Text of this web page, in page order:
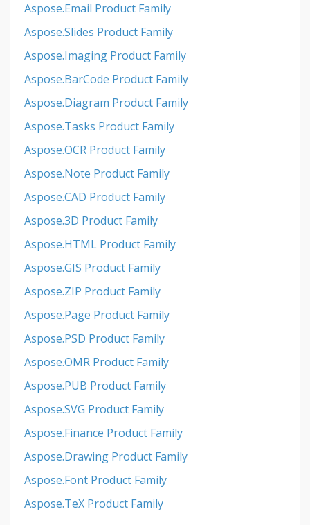
Aspose.Email Product Family
Aspose.Slides Product Family
Aspose.Imaging Product Family
Aspose.BarCode Product Family
Aspose.Diagram Product Family
Aspose.Tasks Product Family
Aspose.OCR Product Family
Aspose.Note Product Family
Aspose.CAD Product Family
Aspose.3D Product Family
Aspose.HTML Product Family
Aspose.GIS Product Family
Aspose.ZIP Product Family
Aspose.Page Product Family
Aspose.PSD Product Family
Aspose.OMR Product Family
Aspose.PUB Product Family
Aspose.SVG Product Family
Aspose.Finance Product Family
Aspose.Drawing Product Family
Aspose.Font Product Family
Aspose.TeX Product Family